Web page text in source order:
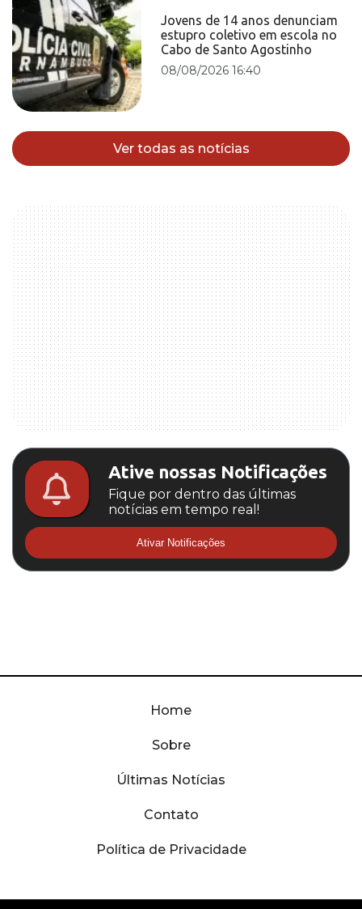
Jovens de 14 anos denunciam
estupro coletivo em escola no
Cabo de Santo Agostinho
08/08/2026 16:40
Ver todas as notícias
Ative nossas Notificações
Fique por dentro das últimas
notícias em tempo real!
Ativar Notificações
Home
Sobre
Últimas Notícias
Contato
Política de Privacidade